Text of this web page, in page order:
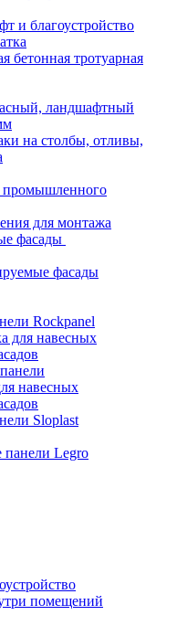
и благоустройство
бетонная тротуарная
ландшафтный
на столбы, отливы,
промышленного
для монтажа
фасады
фасады
Rockpanel
для навесных
навесных
Sloplast
панели Legro
помещений